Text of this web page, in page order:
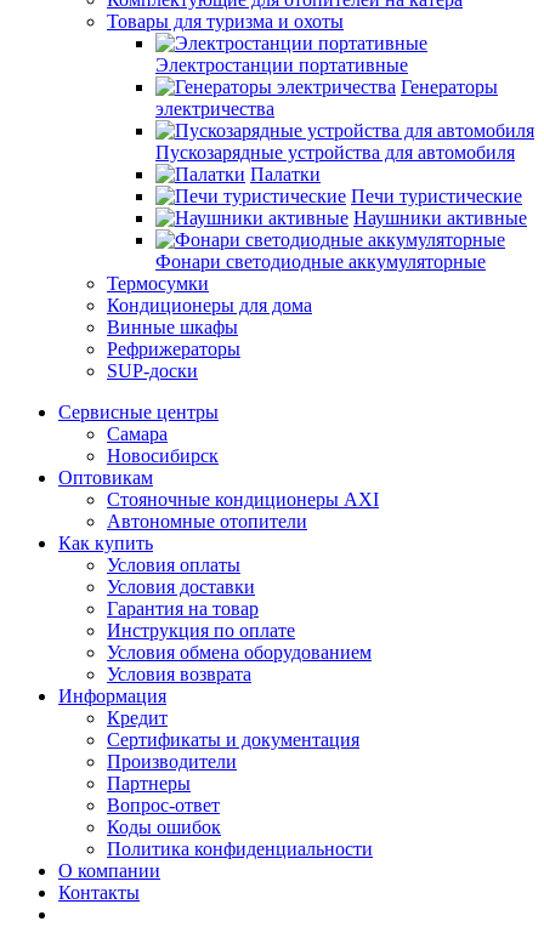
Товары для туризма и охоты
Электростанции портативные
Генераторы
электричества
Пускозарядные устройства для автомобиля
Палатки
Печи туристические
Наушники активные
Фонари светодиодные аккумуляторные
Термосумки
Кондиционеры для дома
Винные шкафы
Рефрижераторы
SUP-доски
Сервисные центры
Самара
Новосибирск
Оптовикам
Стояночные кондиционеры AXI
Автономные отопители
Как купить
Условия оплаты
Условия доставки
Гарантия на товар
Инструкция по оплате
Условия обмена оборудованием
Условия возврата
Информация
Кредит
Сертификаты и документация
Производители
Партнеры
Вопрос-ответ
Коды ошибок
Политика конфиденциальности
О компании
Контакты